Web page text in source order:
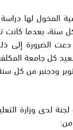
المخول لها
سنة، بعدما
دعت الضرورة إلى
كل جامعة
ودجنبر من كل
لدى وزارة
من: